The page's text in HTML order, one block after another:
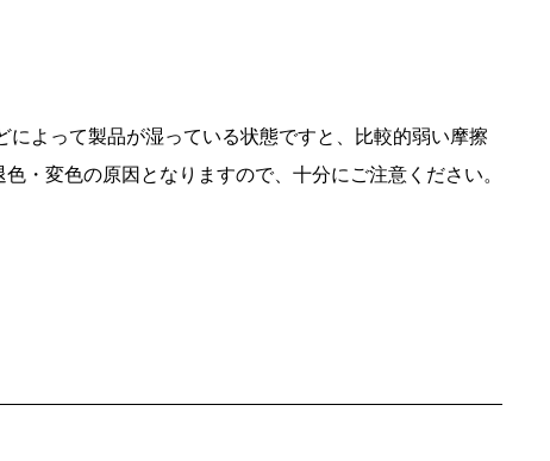
よって製品が湿っている状態ですと、比較的弱い摩擦
・変色の原因となりますので、十分にご注意ください。